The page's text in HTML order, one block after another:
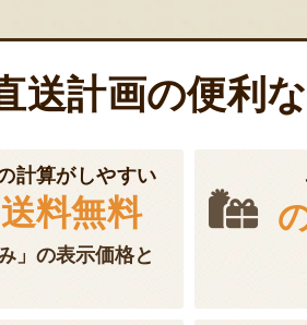
送計画の便利
計算がしやすい
料無料
」の表示価格と